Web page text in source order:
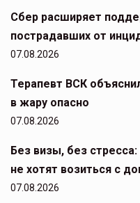
Сбер расширяет
пострадавших от
07.08.2026
Терапевт ВСК
в жару опасно
07.08.2026
Без визы, без
не хотят возиться с
07.08.2026